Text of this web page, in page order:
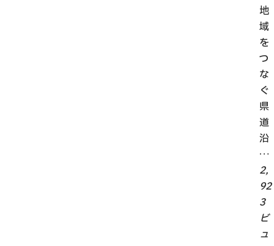
地
域
を
つ
な
ぐ
県
道
沿
…
2,
92
3
ビ
ュ